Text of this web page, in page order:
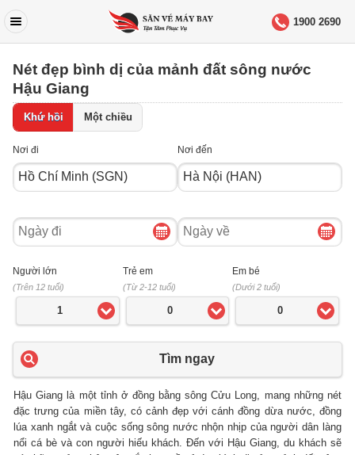
1900 2690
Nét đẹp bình dị của mảnh đất sông nước
Hậu Giang
Khứ hồi Một chiều
Nơi đi Nơi đến
Ngày
đi
Ngày
về
Người lớn
(Trên 12 tuổi)
1
Trẻ em
(Từ 2-12 tuổi)
0
Em bé
(Dưới 2 tuổi)
0
Tìm ngay
Hậu Giang là một tỉnh ở đồng bằng sông Cửu Long, mang những nét
đặc trưng của miền tây, có cảnh đẹp với cánh đồng dừa nước, đồng
lúa xanh ngắt và cuộc sống sông nước nhộn nhịp của người dân làng
nổi cá bè và con người hiếu khách. Đến với Hậu Giang, du khách sẽ